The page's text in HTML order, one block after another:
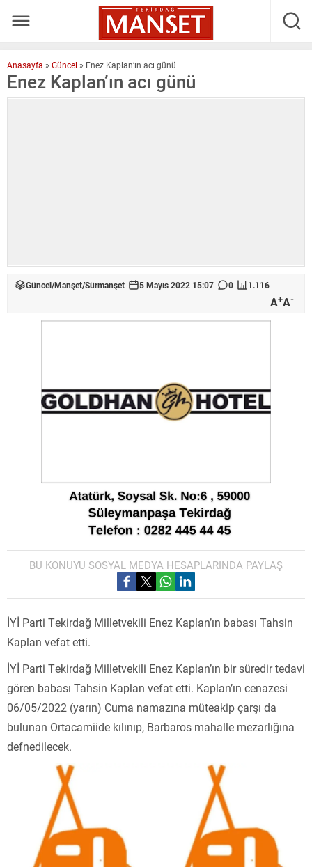
Anasayfa » Güncel » Enez Kaplan’ın acı günü
Enez Kaplan’ın acı günü
Güncel/Manşet/Sürmanşet 5 Mayıs 2022 15:07 0 1.116
A+A-
BU KONUYU SOSYAL MEDYA HESAPLARINDA PAYLAŞ
İYİ Parti Tekirdağ Milletvekili Enez Kaplan’ın babası Tahsin
Kaplan vefat etti.
İYİ Parti Tekirdağ Milletvekili Enez Kaplan’ın bir süredir tedavi
gören babası Tahsin Kaplan vefat etti. Kaplan’ın cenazesi
06/05/2022 (yarın) Cuma namazına müteakip çarşı da
bulunan Ortacamiide kılınıp, Barbaros mahalle mezarlığına
defnedilecek.